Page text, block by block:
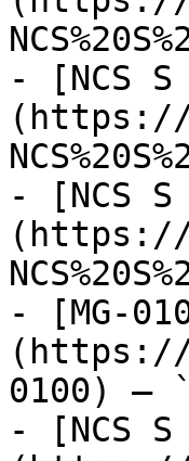
- [NCS S
(https://
- [NCS S
(https://
- [MG-
(https://
0100) —
- [NCS S